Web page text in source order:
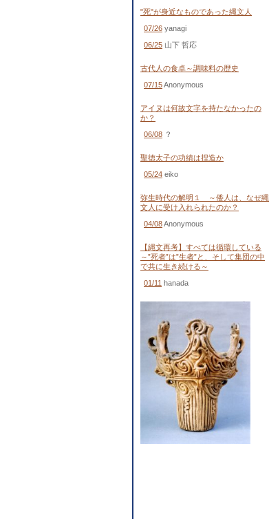
"死"が身近なものであった縄文人
07/26 yanagi
06/25 山下 哲応
古代人の食卓～調味料の歴史
07/15Anonymous
アイヌは何故文字を持たなかったの
か？
06/08 ？
聖徳太子の功績は捏造か
05/24 eiko
弥生時代の解明１ ～倭人は、なぜ縄
文人に受け入れられたのか？
04/08Anonymous
【縄文再考】すべては循環している
～”死者”は”生者”と、そして集団の中
で共に生き続ける～
01/11 hanada